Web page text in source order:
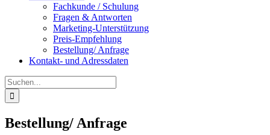
Fachkunde / Schulung
Fragen & Antworten
Marketing-Unterstützung
Preis-Empfehlung
Bestellung/ Anfrage
Kontakt- und Adressdaten
Suche
nach:
Bestellung/ Anfrage